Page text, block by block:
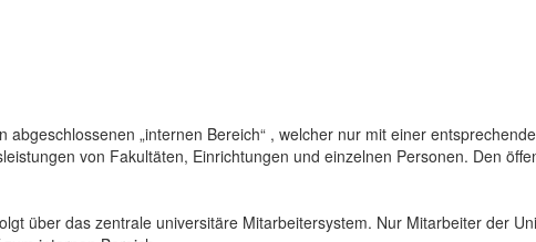
„internen Bereich“ , welcher nur mit einer
von Fakultäten, Einrichtungen und einzelnen Personen. Den
über das zentrale universitäre Mitarbeitersystem. Nur Mitarbeiter der